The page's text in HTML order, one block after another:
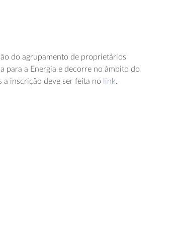
do agrupamento de proprietários
para a Energia e decorre no âmbito do
a inscrição deve ser feita no link.